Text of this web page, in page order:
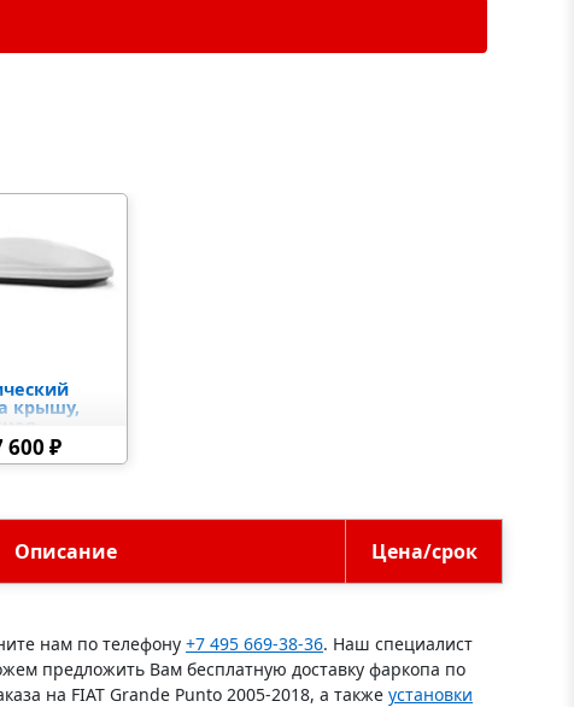
крышу,
кейс на
600 ₽
Описание Цена/срок
нам по телефону +7 495 669-38-36. Наш специалист
предложить Вам бесплатную доставку фаркопа по
на FIAT Grande Punto 2005-2018, а также установки